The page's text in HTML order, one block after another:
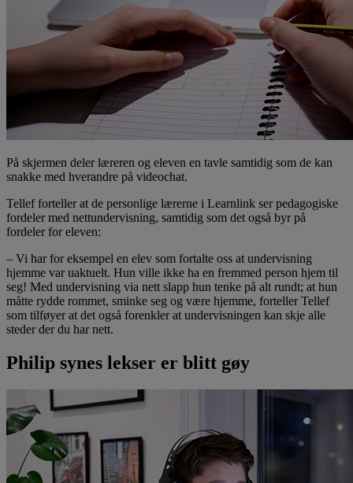
På skjermen deler læreren og eleven en tavle samtidig som de kan
snakke med hverandre på videochat.
Tellef forteller at de personlige lærerne i Learnlink ser pedagogiske
fordeler med nettundervisning, samtidig som det også byr på
fordeler for eleven:
– Vi har for eksempel en elev som fortalte oss at undervisning
hjemme var uaktuelt. Hun ville ikke ha en fremmed person hjem til
seg! Med undervisning via nett slapp hun tenke på alt rundt; at hun
måtte rydde rommet, sminke seg og være hjemme, forteller Tellef
som tilføyer at det også forenkler at undervisningen kan skje alle
steder der du har nett.
Philip synes lekser er blitt gøy